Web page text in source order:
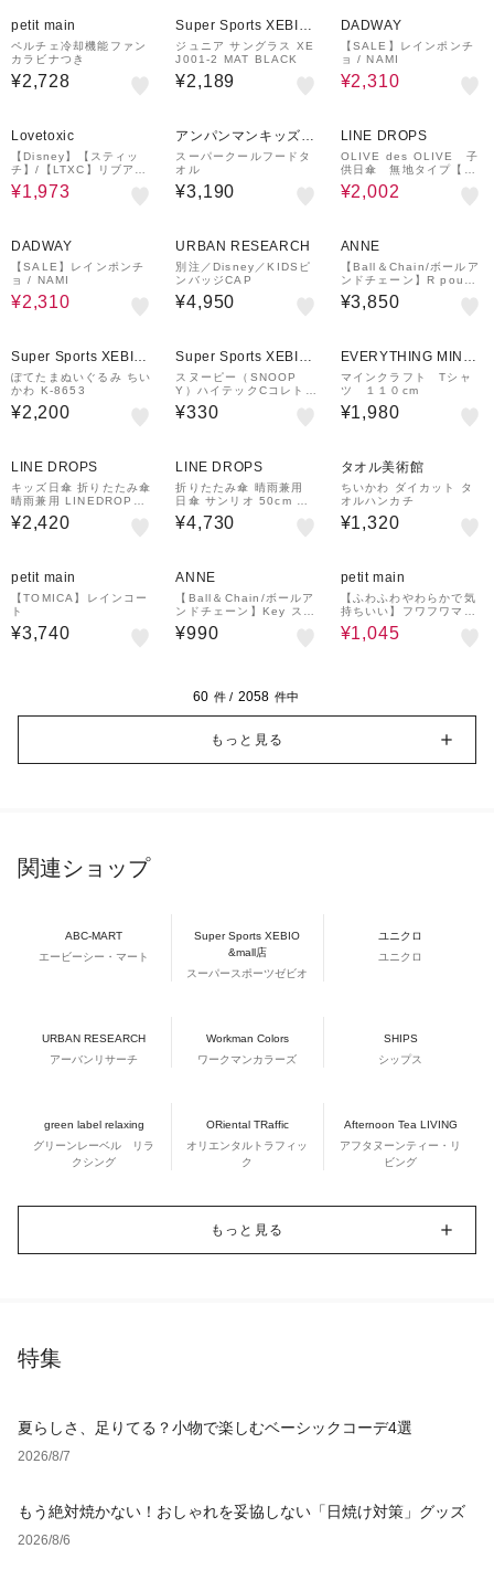
petit main
ペルチェ冷却機能ファン
カラビナつき
¥2,728
Super Sports XEBIO
&mall店
ジュニア サングラス XE
J001-2 MAT BLACK
¥2,189
DADWAY
【SALE】レインポンチ
ョ / NAMI
¥2,310
Lovetoxic
【Disney】【スティッ
チ】/【LTXC】リブアー
ムカバー
¥1,973
アンパンマンキッズコ
レクション
スーパークールフードタ
オル
¥3,190
LINE DROPS
OLIVE des OLIVE 子
供日傘 無地タイプ【折
りたたみ傘】パープル
¥2,002
DADWAY
【SALE】レインポンチ
ョ / NAMI
¥2,310
URBAN RESEARCH
別注／Disney／KIDSピ
ンバッジCAP
¥4,950
ANNE
【Ball＆Chain/ボールア
ンドチェーン】R pouch
Sweet 刺繍ポーチ
¥3,850
Super Sports XEBIO
&mall店
ぽてたまぬいぐるみ ちい
かわ K-8653
¥2,200
Super Sports XEBIO
&mall店
スヌーピー（SNOOP
Y）ハイテックCコレト
ボディ4色用 1 本体ボデ
ィ S4641264
¥330
EVERYTHING MINE
CRAFT
マインクラフト Tシャ
ツ １１０cm
¥1,980
LINE DROPS
キッズ日傘 折りたたみ傘
晴雨兼用 LINEDROPS
55cm 手開き式 UVカッ
ト率＆遮光率99.9％以上
トート型収納バッグ 通学
54783 54784 54785 5
4786 54787
¥2,420
LINE DROPS
折りたたみ傘 晴雨兼用
日傘 サンリオ 50cm 手
開き式 UVカット率10
0％ 遮光率99.99％以上
¥4,730
タオル美術館
ちいかわ ダイカット タ
オルハンカチ
¥1,320
petit main
【TOMICA】レインコー
ト
¥3,740
ANNE
【Ball＆Chain/ボールア
ンドチェーン】Key スト
ラップ
¥990
petit main
【ふわふわやわらかで気
持ちいい】フワフワマシ
ュマロラグマット
¥1,045
60 件 / 2058 件中
もっと見る
関連ショップ
ABC-MART
エービーシー・マート
Super Sports XEBIO
&mall店
スーパースポーツゼビオ
ユニクロ
ユニクロ
URBAN RESEARCH
アーバンリサーチ
Workman Colors
ワークマンカラーズ
SHIPS
シップス
green label relaxing
グリーンレーベル リラ
クシング
ORiental TRaffic
オリエンタルトラフィッ
ク
Afternoon Tea LIVING
アフタヌーンティー・リ
ビング
もっと見る
特集
夏らしさ、足りてる？小物で楽しむベーシックコーデ4選
2026/8/7
もう絶対焼かない！おしゃれを妥協しない「日焼け対策」グッズ
2026/8/6